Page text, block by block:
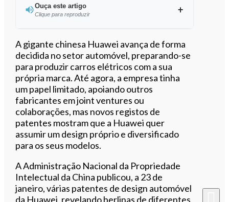
Ouça este artigo
Clique para reproduzir
Ouvir este artigo
A gigante chinesa Huawei avança de forma
decidida no setor automóvel, preparando-se
para produzir carros elétricos com a sua
própria marca. Até agora, a empresa tinha
um papel limitado, apoiando outros
fabricantes em joint ventures ou
colaborações, mas novos registos de
patentes mostram que a Huawei quer
assumir um design próprio e diversificado
para os seus modelos.
A Administração Nacional da Propriedade
Intelectual da China publicou, a 23 de
janeiro, várias patentes de design automóvel
da Huawei, revelando berlinas de diferentes